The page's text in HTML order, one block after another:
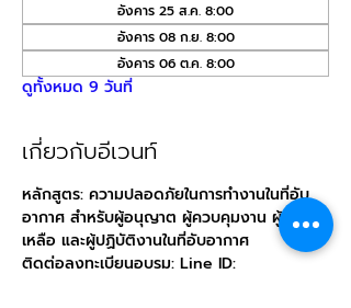
อังคาร 25 ส.ค. 8:00
อังคาร 08 ก.ย. 8:00
อังคาร 06 ต.ค. 8:00
ดูทั้งหมด 9 วันที่
เกี่ยวกับอีเวนท์
หลักสูตร: ความปลอดภัยในการทำงานในที่อับ
อากาศ สำหรับผู้อนุญาต ผู้ควบคุมงาน ผู้ช่วย
เหลือ และผู้ปฏิบัติงานในที่อับอากาศ
ติดต่อลงทะเบียนอบรม: Line ID: